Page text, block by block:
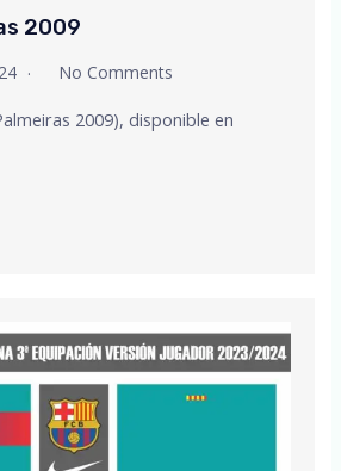
2009
No Comments
2009), disponible en